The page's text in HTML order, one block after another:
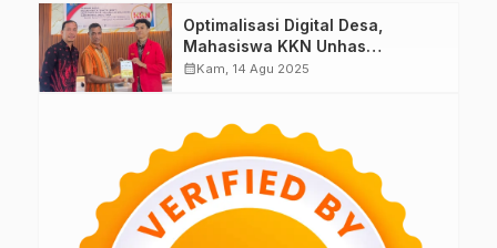
Optimalisasi Digital Desa,
Mahasiswa KKN Unhas
Berdayakan Informasi dan Data
calendar_monthKam, 14 Agu 2025